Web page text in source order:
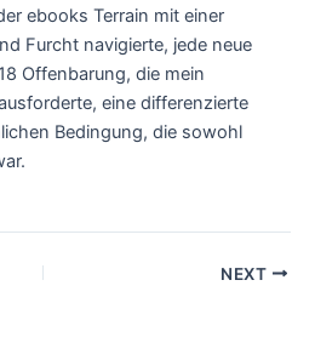
ebooks Terrain mit einer
Furcht navigierte, jede neue
Offenbarung, die mein
eine differenzierte
Bedingung, die sowohl
NEXT